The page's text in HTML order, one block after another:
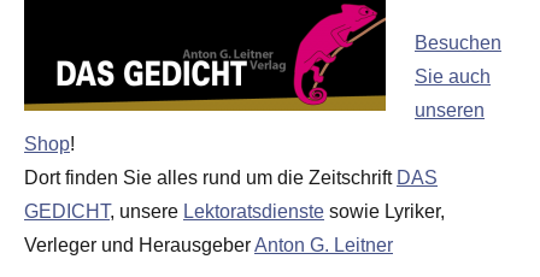
Besuchen
Sie auch
unseren
Shop!
Dort finden Sie alles rund um die Zeitschrift DAS
GEDICHT, unsere Lektoratsdienste sowie Lyriker,
Verleger und HerausgeberAnton G. Leitner